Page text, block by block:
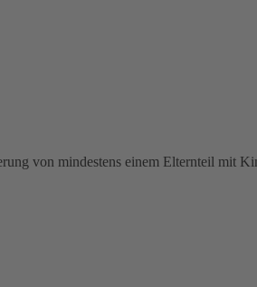
von mindestens einem Elternteil mit